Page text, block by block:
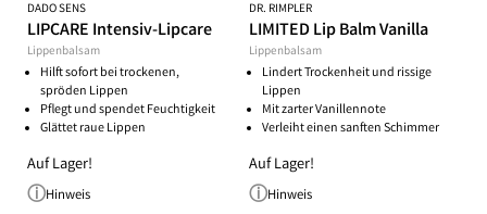
DADO SENS
LIPCARE Intensiv-Lipcare
Lippenbalsam
Hilft sofort bei trockenen,
spröden Lippen
Pflegt und spendet Feuchtigkeit
Glättet raue Lippen
Auf Lager!
Hinweis
DR. RIMPLER
LIMITED Lip Balm Vanilla
Lippenbalsam
Lindert Trockenheit und rissige
Lippen
Mit zarter Vanillennote
Verleiht einen sanften Schimmer
Auf Lager!
Hinweis